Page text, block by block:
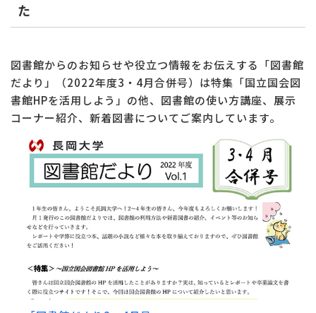
た
図書館からのお知らせや役立つ情報をお伝えする「図書館
だより」（2022年度3・4月合併号）は特集「国立国会図
書館HPを活用しよう」の他、図書館の使い方講座、展示
コーナー紹介、新着図書についてご案内しています。